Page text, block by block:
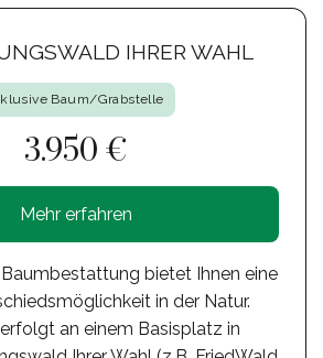
IHRER WAHL
Baum/Grabstelle
3.950 €
Mehr erfahren
bietet Ihnen eine
in der Natur.
an einem Basisplatz in